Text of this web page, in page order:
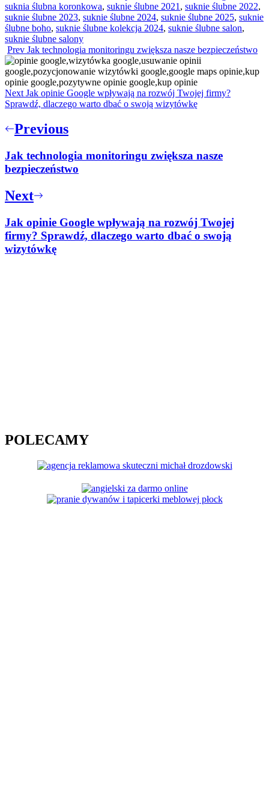
suknia ślubna koronkowa, suknie ślubne 2021 , suknie ślubne 2022,
suknie ślubne 2023, suknie ślubne 2024, suknie ślubne 2025, suknie
ślubne boho, suknie ślubne kolekcja 2024, suknie ślubne salon,
suknie ślubne salony
Prev Jak technologia monitoringu zwiększa nasze bezpieczeństwo
Next Jak opinie Google wpływają na rozwój Twojej firmy?
Sprawdź, dlaczego warto dbać o swoją wizytówkę
Nawigacja
Previous
Jak technologia monitoringu zwiększa nasze
bezpieczeństwo
Next
Jak opinie Google wpływają na rozwój Twojej
firmy? Sprawdź, dlaczego warto dbać o swoją
wizytówkę
POLECAMY